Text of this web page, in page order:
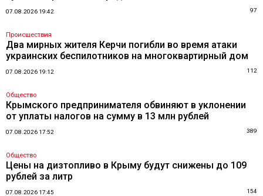
07.08.2026 19:42 97
Происшествия
Два мирных жителя Керчи погибли во время атаки
украинских беспилотников на многоквартирный дом
07.08.2026 19:12 112
Общество
Крымского предпринимателя обвиняют в уклонении
от уплаты налогов на сумму в 13 млн рублей
07.08.2026 17:52 389
Общество
Цены на дизтопливо в Крыму будут снижены до 109
рублей за литр
07.08.2026 17:45 154